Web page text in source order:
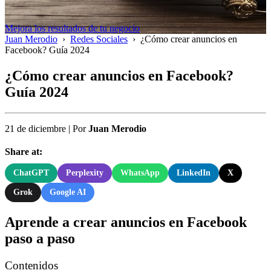
Mejora los resultados de tu negocio
Juan Merodio › Redes Sociales › ¿Cómo crear anuncios en
Facebook? Guía 2024
¿Cómo crear anuncios en Facebook?
Guía 2024
21 de diciembre | PorJuan Merodio
Share at:
ChatGPT Perplexity WhatsApp LinkedIn X
Grok Google AI
Aprende a crear anuncios en Facebook
paso a paso
Contenidos